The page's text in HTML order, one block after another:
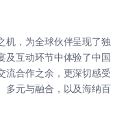
机，为全球伙伴呈现了独
及互动环节中体验了中国
流合作之余，更深切感受
多元与融合，以及海纳百